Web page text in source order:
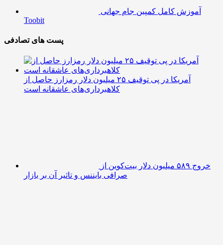
آموزش کامل کمپین جام جهانی
Toobit
پست های تصادفی
آمریکا در پی توقیف ۲۵ میلیون دلار رمزارز حاصل از
کلاهبرداری‌های عاشقانه است
خروج ۵۸۹ میلیون دلار بیت‌کوین از
صرافی بایننس و تاثیر آن بر بازار